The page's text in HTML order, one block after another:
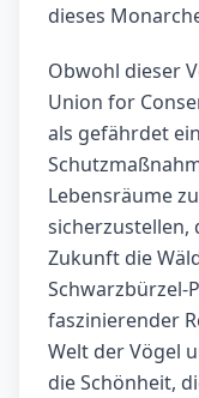
dieses
Obwohl dieser
Union for
als gefährdet
Lebensräume
sicherzustellen,
Zukunft die
Schwarzbürzel-
faszinierender
Welt der Vögel
die Schönheit,